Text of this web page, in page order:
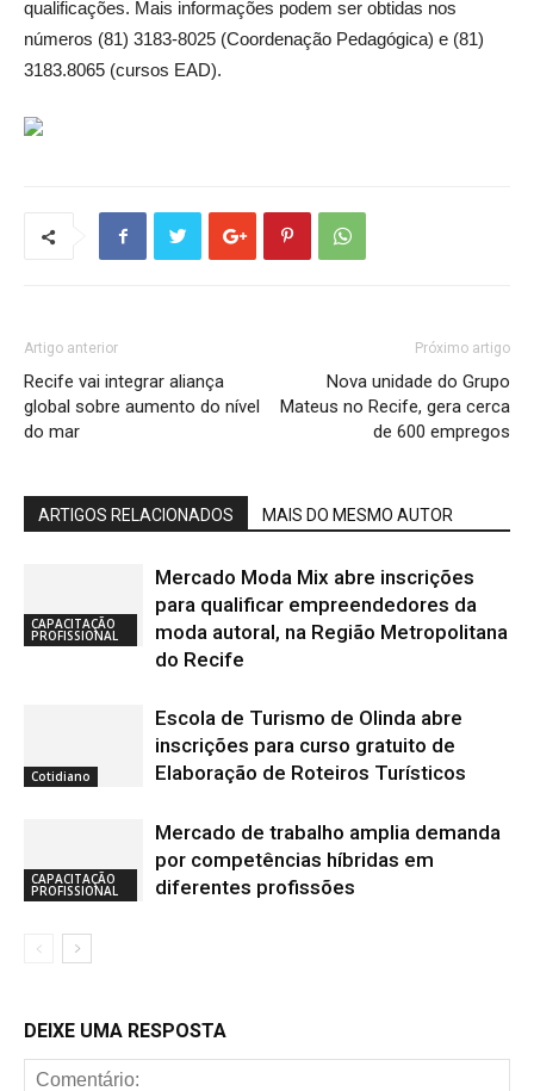
qualificações. Mais informações podem ser obtidas nos
números (81) 3183-8025 (Coordenação Pedagógica) e (81)
3183.8065 (cursos EAD).
Artigo anterior
Recife vai integrar aliança
global sobre aumento do nível
do mar
Próximo artigo
Nova unidade do Grupo
Mateus no Recife, gera cerca
de 600 empregos
ARTIGOS RELACIONADOS MAIS DO MESMO AUTOR
CAPACITAÇÃO
PROFISSIONAL
Mercado Moda Mix abre inscrições
para qualificar empreendedores da
moda autoral, na Região Metropolitana
do Recife
Cotidiano
Escola de Turismo de Olinda abre
inscrições para curso gratuito de
Elaboração de Roteiros Turísticos
CAPACITAÇÃO
PROFISSIONAL
Mercado de trabalho amplia demanda
por competências híbridas em
diferentes profissões
DEIXE UMA RESPOSTA